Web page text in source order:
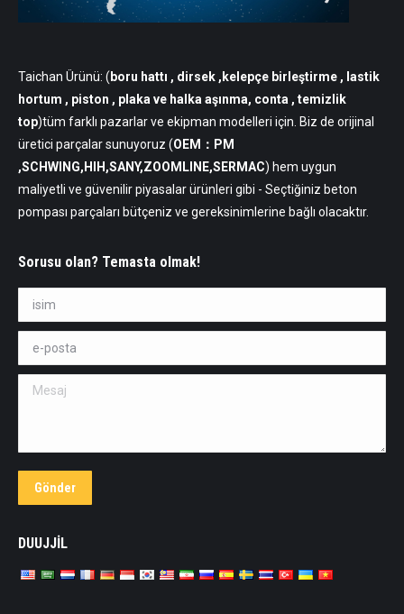
Taichan Ürünü: (boru hattı , dirsek ,kelepçe birleştirme , lastik
hortum , piston , plaka ve halka aşınma, conta , temizlik
top)tüm farklı pazarlar ve ekipman modelleri için. Biz de orijinal
üretici parçalar sunuyoruz (OEM：PM
,SCHWING,HIH,SANY,ZOOMLINE,SERMAC) hem uygun
maliyetli ve güvenilir piyasalar ürünleri gibi - Seçtiğiniz beton
pompası parçaları bütçeniz ve gereksinimlerine bağlı olacaktır.
Sorusu olan? Temasta olmak!
isim *
e-posta *
Mesaj
Gönder
DUUJJİL